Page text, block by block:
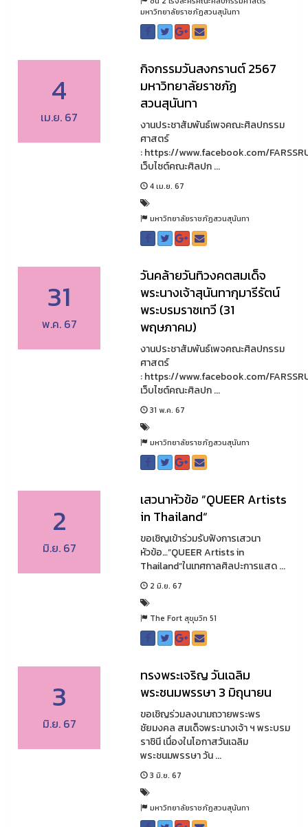
มหาวิทยาลัยราชภัฏสวนสุนันทา
4
เม.ย. 67
กิจกรรมวันสงกรานต์ 2567
มหาวิทยาลัยราชภัฏ
สวนสุนันทา
งานประชาสัมพันธ์เพจคณะศิลปกรรม
ศาสตร์
: https://www.facebook.com/
เว็บไซต์คณะศิลปก ...
4 เม.ย. 67
มหาวิทยาลัยราชภัฏสวนสุนันทา
31
พ.ค. 67
วันคล้ายวันทิวงคตสมเด็จ
พระนางเจ้าสุนันทากุมารีรัตน์
พระบรมราชเทวี (31
พฤษภาคม)
งานประชาสัมพันธ์เพจคณะศิลปกรรม
ศาสตร์
: https://www.facebook.com/
เว็บไซต์คณะศิลปก ...
31 พ.ค. 67
มหาวิทยาลัยราชภัฏสวนสุนันทา
2
มิ.ย. 67
เสวนาหัวข้อ ”QUEER Artists
in Thailand“
ขอเชิญเข้าร่วมรับฟังการเสวนา
หัวข้อ…”QUEER Artists in
Thailand“ในเทศกาลศิลปะการแสด ...
2 มิ.ย. 67
The Fort สุขุมวิท 51
3
มิ.ย. 67
ทรงพระเจริญ วันเฉลิม
พระชนมพรรษา 3 มิถุนายน
ขอเชิญร่วมลงนามถวายพระพร
ชัยมงคล สมเด็จพระนางเจ้า ฯ พระบรม
ราชินี เนื่องในโอกาสวันเฉลิม
พระชนมพรรษา วัน ...
3 มิ.ย. 67
มหาวิทยาลัยราชภัฏสวนสุนันทา